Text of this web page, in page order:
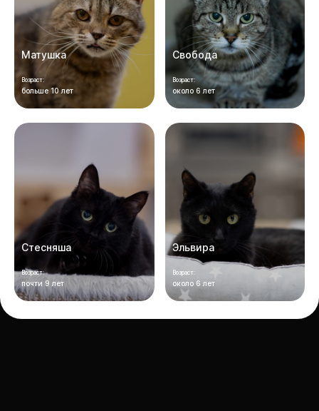
Матушка
Возраст:
больше 10 лет
Свобода
Возраст:
около 6 лет
Стесняша
Возраст:
почти 9 лет
Эльвира
Возраст:
около 6 лет